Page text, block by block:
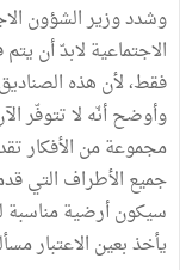
وشددوزيرالشؤون
الاجتماعية لابدّأن يتم
فقط،لأن هذه الصناديق
وأوضحأنّه لاتتوفّر
مجموعةمن الأفكار
جميع الأطراف التي
سيكونأرضيةمناسبة
يأخذبعين الاعتبار